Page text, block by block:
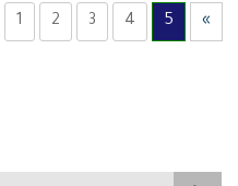
1 2 3 4 5 »